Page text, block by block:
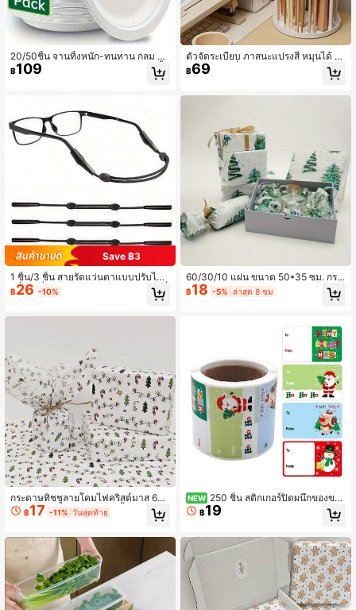
20/50ชิ้น จานทิ้งหนัก-ทนทาน กลม ปล
อดภัยใช้ในไมโครเวฟ กันมัน สำหรับปิ้ง
ย่าง งานปาร์ตี้ บริการอาหาร เหมาะสำ
฿109
Save ฿3
1 ชิ้น/3 ชิ้น สายรัดแว่นตาแบบปรับได้กั
นลื่น - ที่ยึดแว่นตาแบบกระชับสำหรับวิ่
ง, ปั่นจักรยาน, ยิม, เดินทาง, อุปกรณ์เสริ
฿26 -10%
กระดาษทิชชูลายโคมไฟคริสต์มาส 60/
30/10 แผ่น ขนาด 20*14 นิ้ว กระดาษ
ห่อของขวัญ เหมาะสำหรับคริสต์มาส ฤ
ห่อของขวัญ การเติมช่อดอกไม้ และการ
ห่อของขวัญงานปาร์ตี้ เหมาะที่สุดสำหรั
บคริสต์มาส จับคู่ได้อย่างลงตัวสำหรับวั
นขอบคุณพระเจ้า
฿17 -11% วันสุดท้าย
ตัวจัดระเบียบ ภาสนะแปรงสี หมุนได้ 3
60 องศา - ที่ใส่พลาสติกกับขอบเคลือบ
ชั้นวางที่ถอดได้สำหรับแปรงศิลปะ ปาก
฿69
60/30/10 แผ่น ขนาด 50*35 ซม. กระ
ดาษทิชชูลายต้นคริสต์มาสสีสันสดใส ก
ระดาษห่อของขวัญ เหมาะสำหรับงานแ
฿18 -5% ล่าสุด 8 ชม
NEW 250 ชิ้น สติกเกอร์ปิดผนึกของขวั
ญวันคริสต์มาส - ข้อความทักทายวันหยุ
ด, กาวในตัว, ใช้แล้วทิ้ง, ฉลากกระดาษ
ะเกล็ดหิมะ, เหมาะสำหรับพื้นผิวไม้
฿19